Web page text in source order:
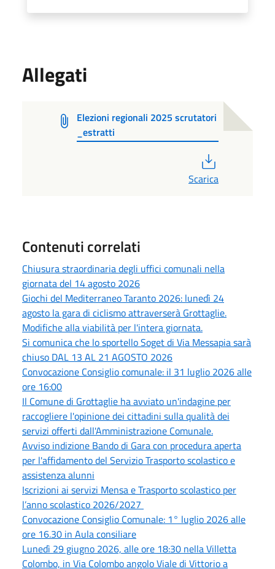
Allegati
Elezioni regionali 2025 scrutatori
_estratti
Scarica
Contenuti correlati
Chiusura straordinaria degli uffici comunali nella
giornata del 14 agosto 2026
Giochi del Mediterraneo Taranto 2026: lunedì 24
agosto la gara di ciclismo attraverserà Grottaglie.
Modifiche alla viabilità per l'intera giornata.
Si comunica che lo sportello Soget di Via Messapia sarà
chiuso DAL 13 AL 21 AGOSTO 2026
Convocazione Consiglio comunale: il 31 luglio 2026 alle
ore 16:00
Il Comune di Grottaglie ha avviato un'indagine per
raccogliere l'opinione dei cittadini sulla qualità dei
servizi offerti dall'Amministrazione Comunale.
Avviso indizione Bando di Gara con procedura aperta
per l'affidamento del Servizio Trasporto scolastico e
assistenza alunni
Iscrizioni ai servizi Mensa e Trasporto scolastico per
l’anno scolastico 2026/2027
Convocazione Consiglio Comunale: 1° luglio 2026 alle
ore 16.30 in Aula consiliare
Lunedì 29 giugno 2026, alle ore 18:30 nella Villetta
Colombo, in Via Colombo angolo Viale di Vittorio a